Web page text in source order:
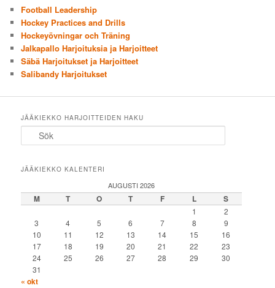
Football Leadership
Hockey Practices and Drills
Hockeyövningar och Träning
Jalkapallo Harjoituksia ja Harjoitteet
Säbä Harjoitukset ja Harjoitteet
Salibandy Harjoitukset
JÄÄKIEKKO HARJOITTEIDEN HAKU
JÄÄKIEKKO KALENTERI
AUGUSTI 2026
M T O T F L S
1
2
3
4 5 6 7 8
9
10
11 12 13 14 15
16
17
18 19 20 21 22
23
24
25 26 27 28 29
30
31
« okt